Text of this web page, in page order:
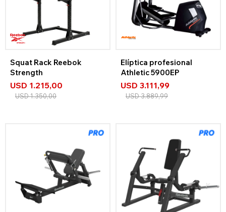
Squat Rack Reebok
Strength
USD 1.215,00
USD1.350,00
Elíptica profesional
Athletic 5900EP
USD 3.111,99
USD3.889,99